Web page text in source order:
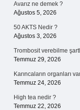
Avarız ne demek ?
Ağustos 5, 2026
50 AKTS Nedir ?
Ağustos 3, 2026
Trombosit verebilme
Temmuz 29, 2026
Karıncaların organları
Temmuz 24, 2026
High tea nedir ?
Temmuz 22, 2026